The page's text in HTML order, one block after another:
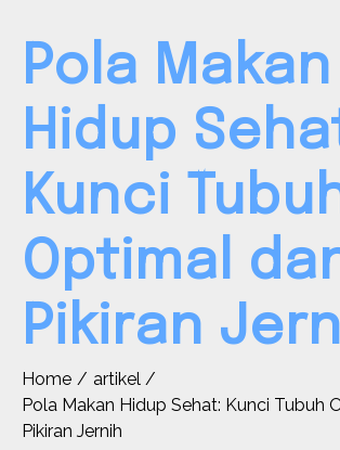
Pola Makan
Hidup
Kunci
Optimal
Pikiran
Home
artikel
Pola Makan Hidup Sehat: Kunci Tubuh
Pikiran Jernih